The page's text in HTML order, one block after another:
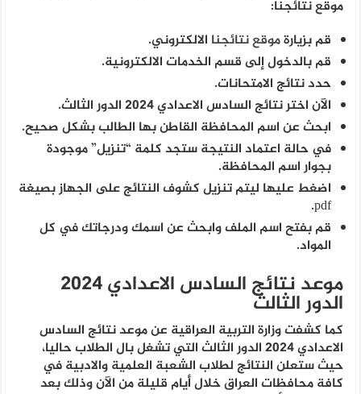
موقع نتائجنا:
قم بزيارةموقع نتائجناالالكتروني.
قم بالدخول إلى قسم الخدمات الالكترونية.
حدد نتائج الامتحانات.
الآن اختر نتائج السادس الاعدادي 2024 الدور الثالث.
ابحث عن اسم المحافظة القاطن بها الطالب بشكل صحيح.
في حالة اعتماد النتيجة ستجد كلمة “تنزيل” موجودة
بجوار اسم المحافظة.
اضغط عليها ليتم تنزيل كشوف النتائج على الجهاز بصيغة
pdf.
قم بفتح اسم الملف وابحث عن اسمك ودرجاتك في كل
المواد.
موعد نتائج السادس الاعدادي 2024
الدور الثالث
كما كشفت وزارة التربية العراقية عن موعد نتائج السادس
الاعدادي 2024 الدور الثالث التي تشغل بال الطلاب حاليا،
حيث ستعلن النتائج لطلاب الشعبة العلمية والادبية في
كافة محافظات العراق خلال أيام قليلة من الآن وذلك بعد